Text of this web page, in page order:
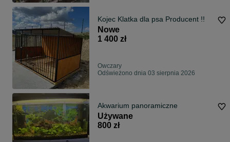
Kojec Klatka dla psa Producent !!
Nowe
1 400 zł
Owczary
Odświeżono dnia 03 sierpnia 2026
Akwarium panoramiczne
Używane
800 zł